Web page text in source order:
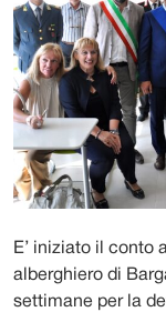
E’ iniziato il conto
alberghiero di
settimane per la